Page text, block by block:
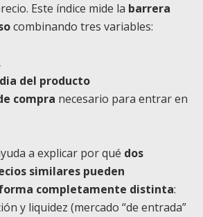
Este índice mide la barrera
combinando tres variables:
del producto
compra necesario para entrar en
a explicar por qué dos
similares pueden
completamente distinta:
y liquidez (mercado “de entrada”